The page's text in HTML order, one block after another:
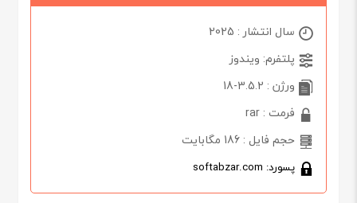
سال انتشار : 2025
پلتفرم: ویندوز
ورژن : 3.5.2-18
فرمت : rar
حجم فایل : 186 مگابایت
پسورد: softabzar.com